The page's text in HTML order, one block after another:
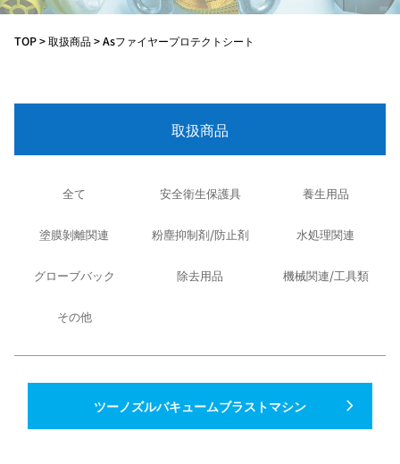
TOP>取扱商品>Asファイヤープロテクトシート
取扱商品
全て 安全衛生保護具 養生用品
塗膜剝離関連 粉塵抑制剤/防止剤 水処理関連
グローブバック 除去用品 機械関連/工具類
その他
ツーノズルバキュームブラストマシン navigate_next